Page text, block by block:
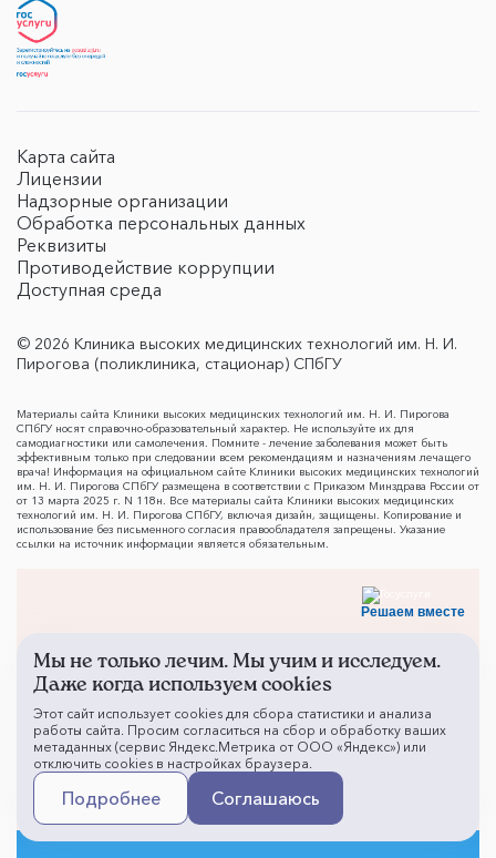
Карта сайта
Лицензии
Надзорные организации
Обработка персональных данных
Реквизиты
Противодействие коррупции
Доступная среда
© 2026 Клиника высоких медицинских технологий им. Н. И.
Пирогова (поликлиника, стационар) СПбГУ
Материалы сайта Клиники высоких медицинских технологий им. Н. И. Пирогова
СПбГУ носят справочно-образовательный характер. Не используйте их для
самодиагностики или самолечения. Помните - лечение заболевания может быть
эффективным только при следовании всем рекомендациям и назначениям лечащего
врача! Информация на официальном сайте Клиники высоких медицинских технологий
им. Н. И. Пирогова СПбГУ размещена в соответствии с Приказом Минздрава России от
от 13 марта 2025 г. N 118н. Все материалы сайта Клиники высоких медицинских
технологий им. Н. И. Пирогова СПбГУ, включая дизайн, защищены. Копирование и
использование без письменного согласия правообладателя запрещены. Указание
ссылки на источник информации является обязательным.
Решаем вместе
Мы не только лечим. Мы учим и исследуем.
Даже когда используем cookies
Этот сайт использует cookies для сбора статистики и анализа
работы сайта. Просим согласиться на сбор и обработку ваших
метаданных (сервис Яндекс.Метрика от ООО «Яндекс») или
отключить cookies в настройках браузера.
Подробнее Соглашаюсь